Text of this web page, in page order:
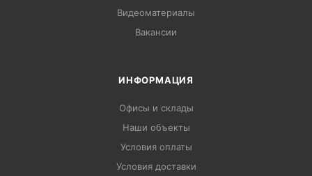
Видеоматериалы
Вакансии
ИНФОРМАЦИЯ
Офисы и склады
Наши объекты
Условия оплаты
Условия доставки